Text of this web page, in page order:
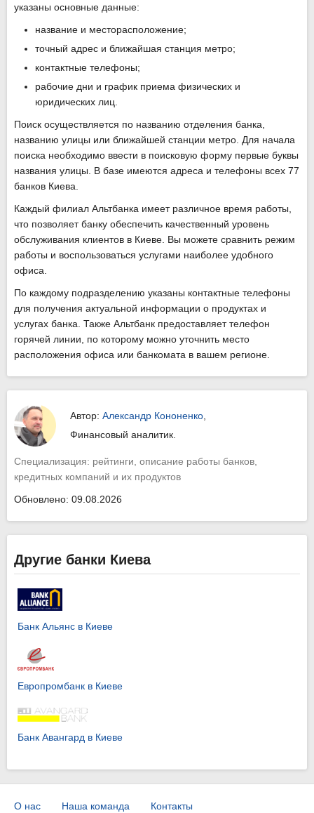
указаны основные данные:
название и месторасположение;
точный адрес и ближайшая станция метро;
контактные телефоны;
рабочие дни и график приема физических и
юридических лиц.
Поиск осуществляется по названию отделения банка,
названию улицы или ближайшей станции метро. Для начала
поиска необходимо ввести в поисковую форму первые буквы
названия улицы. В базе имеются адреса и телефоны всех 77
банков Киева.
Каждый филиал Альтбанка имеет различное время работы,
что позволяет банку обеспечить качественный уровень
обслуживания клиентов в Киеве. Вы можете сравнить режим
работы и воспользоваться услугами наиболее удобного
офиса.
По каждому подразделению указаны контактные телефоны
для получения актуальной информации о продуктах и
услугах банка. Также Альтбанк предоставляет телефон
горячей линии, по которому можно уточнить место
расположения офиса или банкомата в вашем регионе.
Автор: Александр Кононенко
Финансовый аналитик.
Специализация: рейтинги, описание работы банков,
кредитных компаний и их продуктов
Обновлено: 09.08.2026
Другие банки Киева
Банк Альянс в Киеве
Европромбанк в Киеве
Банк Авангард в Киеве
О нас Наша команда Контакты